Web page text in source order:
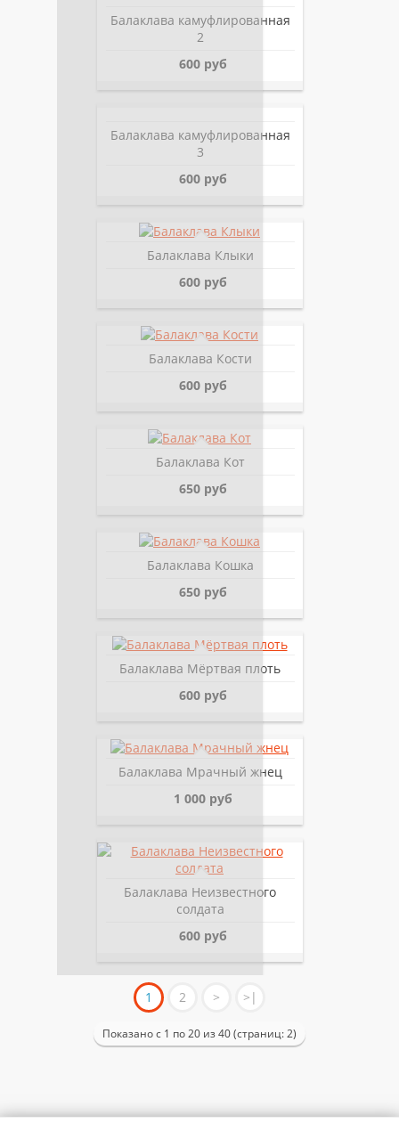
Балаклава камуфлированная
2
600 руб
Балаклава камуфлированная
3
600 руб
Балаклава Клыки
600 руб
Балаклава Кости
600 руб
Балаклава Кот
650 руб
Балаклава Кошка
650 руб
Балаклава Мёртвая плоть
600 руб
Балаклава Мрачный жнец
1 000 руб
Балаклава Неизвестного
солдата
600 руб
1 2 > >|
Показано с 1 по 20 из 40 (страниц: 2)